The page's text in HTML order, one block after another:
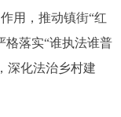
用，推动镇街“红
格落实“谁执法谁普
深化法治乡村建